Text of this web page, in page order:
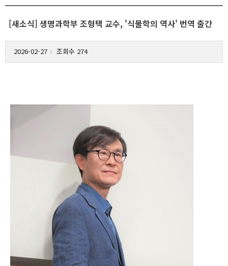
[새소식] 생명과학부 조형택 교수, '식물학의 역사' 번역 출간
2026-02-27 l 조회수 274